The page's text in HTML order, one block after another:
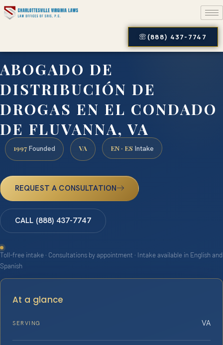
(888) 437-7747
ABOGADO DE
DISTRIBUCIÓN DE
DROGAS EN EL CONDADO
DE FLUVANNA, VA
1997 Founded VA EN · ES Intake
REQUEST A CONSULTATION
CALL (888) 437-7747
Toll-free intake · Consultations by appointment · Intake available in English and
Spanish
At a glance
SERVING VA